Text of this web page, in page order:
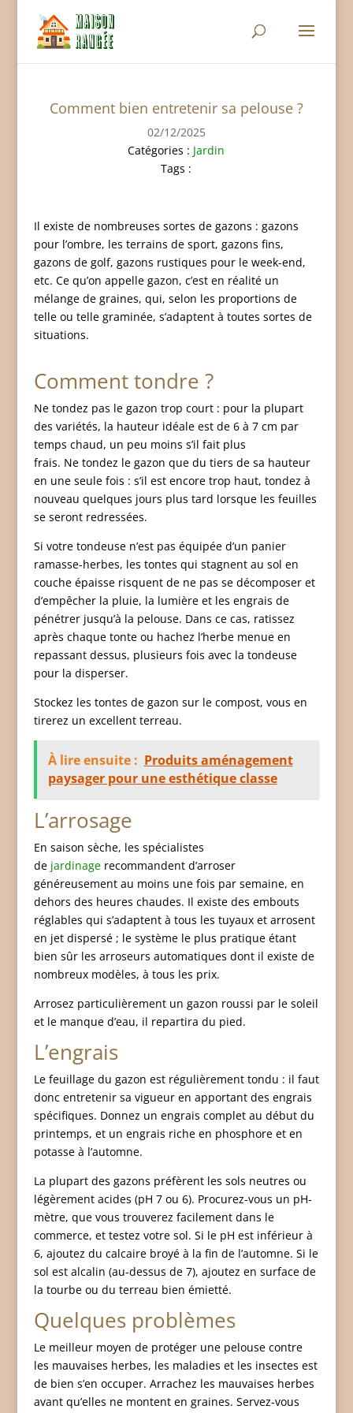
Comment bien entretenir sa pelouse ?
02/12/2025
Catégories : Jardin
Tags :
Il existe de nombreuses sortes de gazons : gazons
pour l’ombre, les terrains de sport, gazons fins,
gazons de golf, gazons rustiques pour le week-end,
etc. Ce qu’on appelle gazon, c’est en réalité un
mélange de graines, qui, selon les proportions de
telle ou telle graminée, s’adaptent à toutes sortes de
situations.
Comment tondre ?
Ne tondez pas le gazon trop court : pour la plupart
des variétés, la hauteur idéale est de 6 à 7 cm par
temps chaud, un peu moins s’il fait plus
frais. Ne tondez le gazon que du tiers de sa hauteur
en une seule fois : s’il est encore trop haut, tondez à
nouveau quelques jours plus tard lorsque les feuilles
se seront redressées.
Si votre tondeuse n’est pas équipée d’un panier
ramasse-herbes, les tontes qui stagnent au sol en
couche épaisse risquent de ne pas se décomposer et
d’empêcher la pluie, la lumière et les engrais de
pénétrer jusqu’à la pelouse. Dans ce cas, ratissez
après chaque tonte ou hachez l’herbe menue en
repassant dessus, plusieurs fois avec la tondeuse
pour la disperser.
Stockez les tontes de gazon sur le compost, vous en
tirerez un excellent terreau.
À lire ensuite : Produits aménagement
paysager pour une esthétique classe
L’arrosage
En saison sèche, les spécialistes
de jardinagerecommandent d’arroser
généreusement au moins une fois par semaine, en
dehors des heures chaudes. Il existe des embouts
réglables qui s’adaptent à tous les tuyaux et arrosent
en jet dispersé ; le système le plus pratique étant
bien sûr les arroseurs automatiques dont il existe de
nombreux modèles, à tous les prix.
Arrosez particulièrement un gazon roussi par le soleil
et le manque d’eau, il repartira du pied.
L’engrais
Le feuillage du gazon est régulièrement tondu : il faut
donc entretenir sa vigueur en apportant des engrais
spécifiques. Donnez un engrais complet au début du
printemps, et un engrais riche en phosphore et en
potasse à l’automne.
La plupart des gazons préfèrent les sols neutres ou
légèrement acides (pH 7 ou 6). Procurez-vous un pH-
mètre, que vous trouverez facilement dans le
commerce, et testez votre sol. Si le pH est inférieur à
6, ajoutez du calcaire broyé à la fin de l’automne. Si le
sol est alcalin (au-dessus de 7), ajoutez en surface de
la tourbe ou du terreau bien émietté.
Quelques problèmes
Le meilleur moyen de protéger une pelouse contre
les mauvaises herbes, les maladies et les insectes est
de bien s’en occuper. Arrachez les mauvaises herbes
avant qu’elles ne montent en graines. Servez-vous